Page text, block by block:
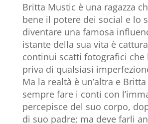
Britta Mustic è una ragazza
bene il potere dei social e lo
diventare una famosa
istante della sua vita è
continui scatti fotografici che
priva di qualsiasi
Ma la realtà è un’altra e
sempre fare i conti con
percepisce del suo corpo,
di suo padre; ma deve farli